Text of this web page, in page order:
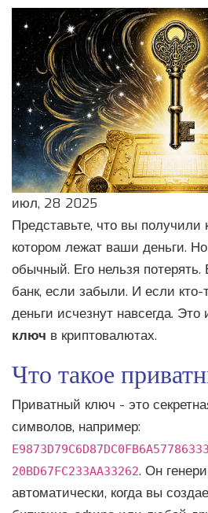
июл, 28 2025
Представьте, что вы
котором лежат ваши деньги.
обычный. Его нельзя потерять.
банк, если забыли. И если кто-
деньги исчезнут навсегда. Это
ключ в криптовалютах.
Что такое
Приватный ключ - это
символов, например:
20BD67FC233AA33262. Он
автоматически, когда вы